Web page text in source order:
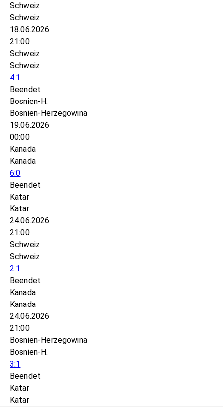
Schweiz
Schweiz
18.06.2026
21:00
Schweiz
Schweiz
4:1
Beendet
Bosnien-H.
Bosnien-Herzegowina
19.06.2026
00:00
Kanada
Kanada
6:0
Beendet
Katar
Katar
24.06.2026
21:00
Schweiz
Schweiz
2:1
Beendet
Kanada
Kanada
24.06.2026
21:00
Bosnien-Herzegowina
Bosnien-H.
3:1
Beendet
Katar
Katar